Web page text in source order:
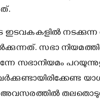
ഇടവകകളില്‍
സഭാ
സഭാനിയമം പറയുന്നുള്ളു
അവസരത്തില്‍